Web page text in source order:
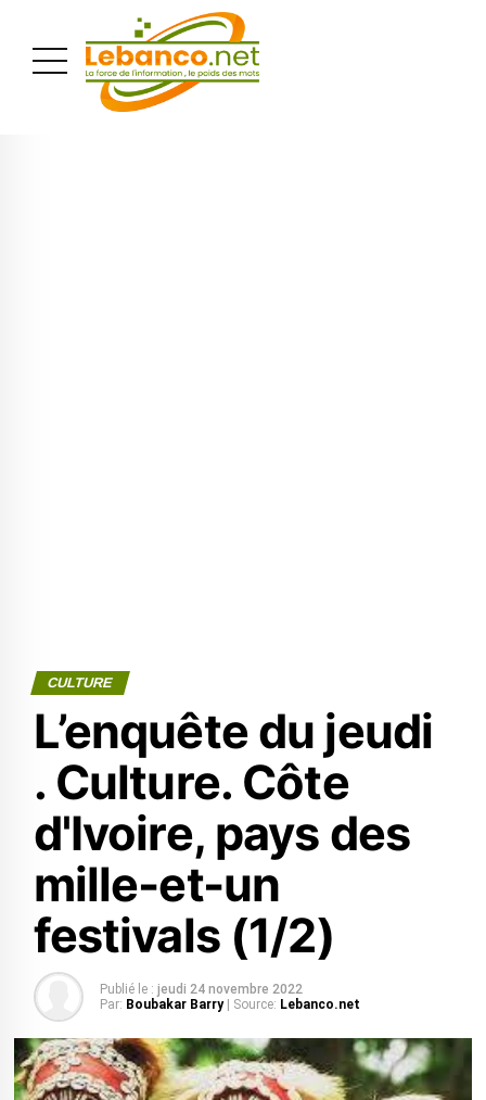
CULTURE
L’enquête du jeudi
. Culture. Côte
d'Ivoire, pays des
mille-et-un
festivals (1/2)
Publié le : jeudi 24 novembre 2022
Par: Boubakar Barry | Source: Lebanco.net